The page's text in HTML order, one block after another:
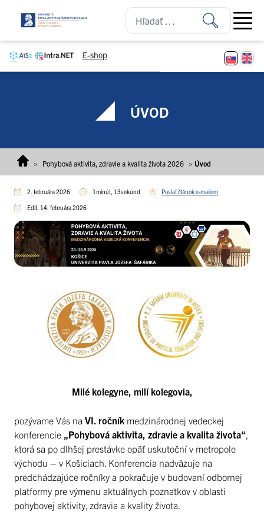
E-shop
Open
ÚVOD
> Pohybová aktivita, zdravie a kvalita života 2026 > Úvod
2. februára 2026 1minút, 13sekúnd Poslať článok e-mailom
Edit: 14. februára 2026
Milé kolegyne, milí kolegovia,
pozývame Vás na VI. ročník medzinárodnej vedeckej
konferencie „Pohybová aktivita, zdravie a kvalita života“
ktorá sa po dlhšej prestávke opäť uskutoční v metropole
východu – v Košiciach. Konferencia nadväzuje na
predchádzajúce ročníky a pokračuje v budovaní odbornej
platformy pre výmenu aktuálnych poznatkov v oblasti
pohybovej aktivity, zdravia a kvality života.